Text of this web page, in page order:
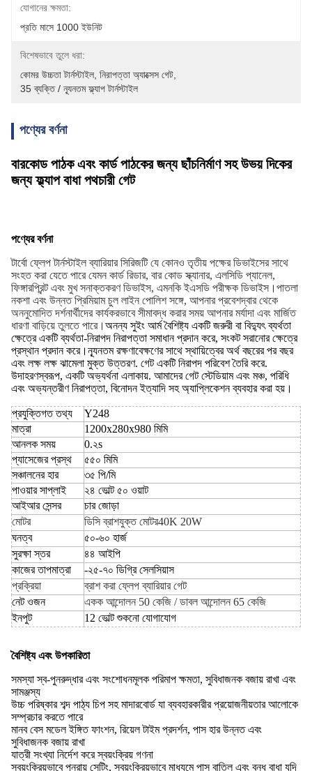
যোগানের ক্ষমতা:
প্রতি মাসে 1000 ইউনিট
বিশেষভাবে তুলে ধরা:
কোমর উচ্চতা টার্নস্টাইল নিরাপত্তা অ্যাক্সেস গেট
35 ব্যক্তি / ন্যূনতম ফ্ল্যাপ টার্নস্টাইল
পণ্যের বর্ণনা
বারকোড পাঠক এবং কার্ড পাঠকের জন্য ছাঁচনির্মাণ সহ উভয় দিকের
জন্য ফ্ল্যাপ বাধা পথচারী গেট
পণ্যের বর্ণনা
টার্বো ফ্লেপ টার্নস্টাইল ব্যারিয়ার সিরিজটি যে কোনও তৃতীয় পক্ষের ডিভাইসের সাথে
সংহত করা যেতে পারে যেমন কার্ড রিডার, বার কোড স্ক্যানার, এলসিডি প্যানেল,
ফিঙ্গারপ্রিন্ট এবং মুখ সনাক্তকরণ ডিভাইস, এমনকি ইএসডি পরীক্ষক ডিভাইস।পাতলা
নকশা এবং উন্নত প্রিমিয়াম চুল লাইন পোলিশ সঙ্গে, আপনার প্রবেশদ্বার থেকে
অননুমোদিত দর্শনার্থীদের কার্যকরভাবে সীমাবদ্ধ করার সময় আপনার মর্যাদা এবং মার্জিত
ধারণা বাড়িয়ে তুলতে পারে। অনন্য সুইং আর্ম বৈশিষ্ট্য একটি জরুরী বা বিদ্যুৎ ব্যর্থতা
ক্ষেত্রে একটি ব্যর্থতা-নিরাপদ নিরাপত্তা সমাধান প্রদান করে, সংকট সরানোর ক্ষেত্রে
প্রস্থান প্রদান করে।ন্যূনতম রক্ষণাবেক্ষণের সাথে স্থায়িত্বের অর্থ বছরের পর বছর
এবং লক্ষ লক্ষ ঝামেলা মুক্ত উত্তরণ. গেট একটি নিরাপদ পরিবেশ তৈরি করে.
উদাহরণস্বরূপ, একটি অভ্যর্থনা এলাকায়. আমাদের গেট স্টেডিয়াম এবং মঞ্চ, পরিধি
এবং অভ্যন্তরীণ নিরাপত্তা, বিনোদন ইত্যাদি সহ অ্যাপ্লিকেশন ব্যবহার করা হয়।
প্রযুক্তিগত তথ্য
Y248
মাত্রা
1200x280x980 মিমি
আনলক সময়
0.২s
প্যাসেজের প্রস্থ
৫৫০ মিমি
সঞ্চালনের হার
৩৫ পি/মি
পাওয়ার সাপ্লাই
২৪ ভোল্ট ৫০ ওয়াট
আইআর সেন্সর
চার জোড়া
মোটর
ডিসি ব্রাশযুক্ত মোটর40K 20W
ঘনত্ব
৫০-৬০ হার্জ
সুরক্ষা স্তর
৪৪ আইপি
কাজের তাপমাত্রা
-২৫-৭০ ডিগ্রি সেলসিয়াস
প্রক্রিয়া
ব্রাশ করা ফ্লেপ ব্যারিয়ার গেট
নেট ওজন
একক আন্দোলন 50 কেজি / ডাবল আন্দোলন 65 কেজি
ইনপুট
12 ভোল্ট শুকনো যোগাযোগ
বৈশিষ্ট্য এবং উপকারিতা
সমস্যা স্ব-পুনরুদ্ধার এবং সংশোধনমূলক পরিমাপ ক্ষমতা, সুবিধাজনক বজায় রাখা এবং
সামঞ্জস্য
উচ্চ পরিষ্কার শব্দ পাঠ্য চিপ সহ মাদারবোর্ড যা ব্যবহারকারীর প্রয়োজনীয়তার আলোকে
সম্প্রচার করতে পারে
মানব বেস মডেল ইঙ্গিত ফাংশন, রিয়েল টাইম প্রদর্শন, পাস হার উন্নত এবং
সুবিধাজনক বজায় রাখা
যাত্রী সংখ্যা নির্দেশ করে স্বয়ংক্রিয় গণনা
স্বয়ংক্রিয়ভাবে পুনরায় সেটিং, স্বয়ংক্রিয়ভাবে মাধ্যমে পাস বাতিল এবং বন্ধ বাধা যদি